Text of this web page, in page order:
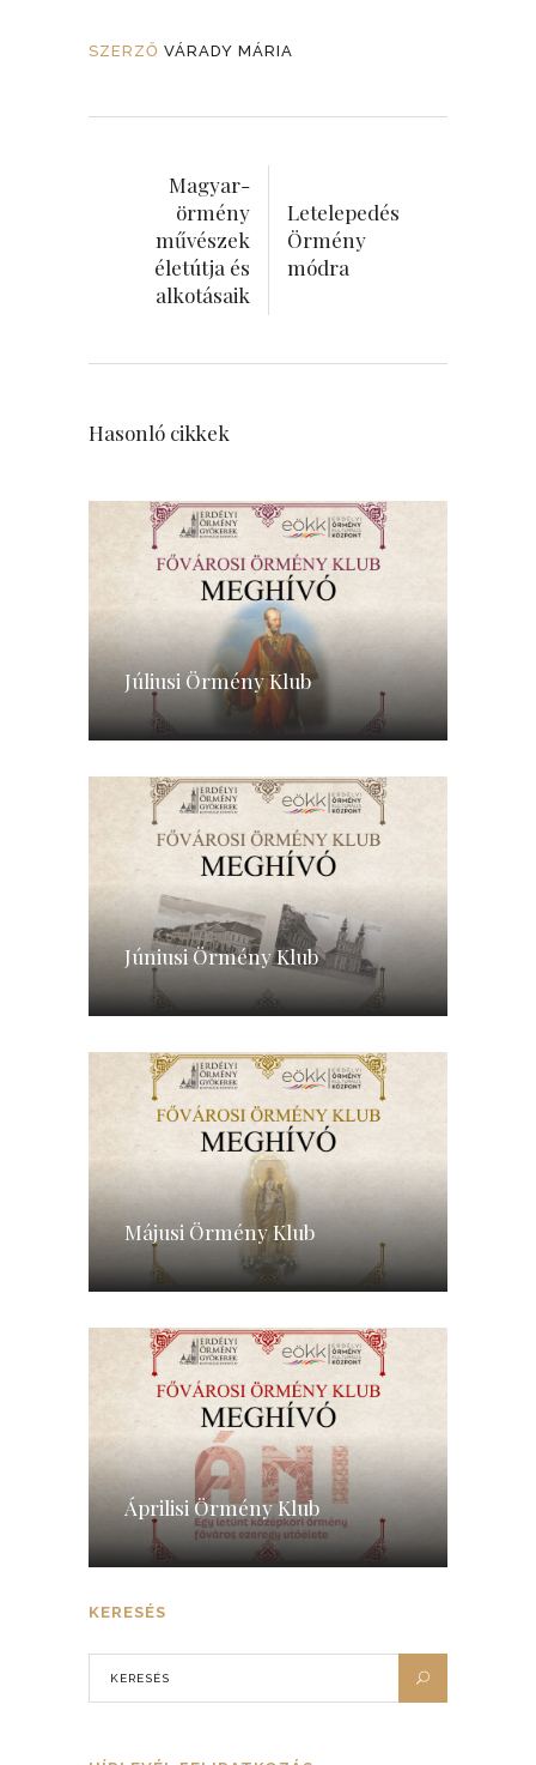
SZERZŐ VÁRADY MÁRIA
Magyar-
örmény
művészek
életútja és
alkotásaik
Letelepedés
Örmény
módra
Hasonló cikkek
Júliusi Örmény Klub
Júniusi Örmény Klub
Májusi Örmény Klub
Áprilisi Örmény Klub
KERESÉS